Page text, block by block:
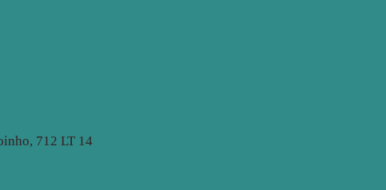
712 LT 14